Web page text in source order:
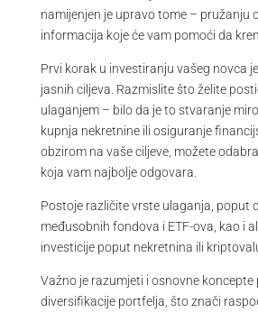
namijenjen je upravo tome – pružanju
informacija koje će vam pomoći da
Prvi korak u investiranju vašeg novca
jasnih ciljeva. Razmislite što želite
ulaganjem – bilo da je to stvaranje
kupnja nekretnine ili osiguranje
obzirom na vaše ciljeve, možete
koja vam najbolje odgovara.
Postoje različite vrste ulaganja, poput
međusobnih fondova i ETF-ova, kao i
investicije poput nekretnina ili
Važno je razumjeti i osnovne koncepte
diversifikacije portfelja, što znači